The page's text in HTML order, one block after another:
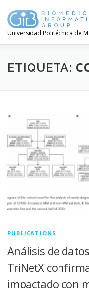
contenido
Universidad Politécnica de
ETIQUETA:
PUBLICATIONS
Análisis de
TriNetX
impactado con